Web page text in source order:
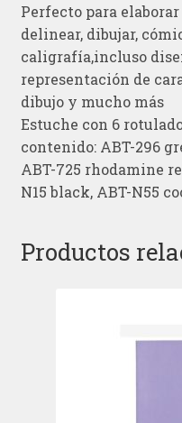
Perfecto para
delinear, dibujar,
caligrafía,incluso
representación de
dibujo y mucho más
Estuche con 6
contenido: ABT-296
ABT-725 rhodamine
N15 black, ABT-N55
Productos